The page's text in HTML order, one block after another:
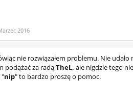
2016
nie rozwiązałem problemu. Nie
podążać za radąTheL, ale nigdzie tego
"nip" to bardzo proszę o pomoc.